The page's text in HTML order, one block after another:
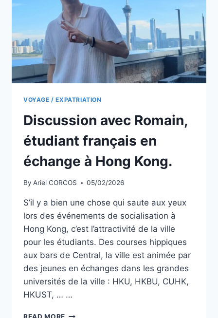
FRENCH
ALUMNI
ASSOCIATION
(FAA)
?
VOYAGE / EXPATRIATION
Discussion avec Romain,
étudiant français en
échange à Hong Kong.
By Ariel CORCOS 05/02/2026
S’il y a bien une chose qui saute aux yeux
lors des événements de socialisation à
Hong Kong, c’est l’attractivité de la ville
pour les étudiants. Des courses hippiques
aux bars de Central, la ville est animée par
des jeunes en échanges dans les grandes
universités de la ville : HKU, HKBU, CUHK,
HKUST, … …
DISCUSSION